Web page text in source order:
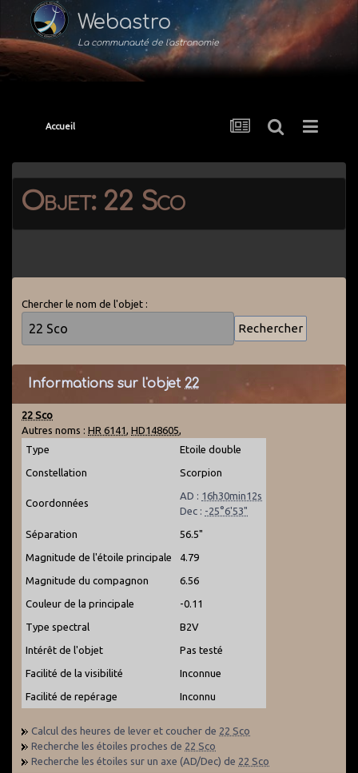
Webastro
La communauté de l'astronomie
Accueil
Objet: 22 Sco
Chercher le nom de l'objet :
Informations sur l'objet 22
22 Sco
Autres noms : HR 6141, HD148605,
Type
Etoile double
Constellation Scorpion
Coordonnées
AD : 16h30min12s
Dec : -25°6'53"
Séparation 56.5"
Magnitude de l'étoile principale 4.79
Magnitude du compagnon 6.56
Couleur de la principale -0.11
Type spectral B2V
Intérêt de l'objet Pas testé
Facilité de la visibilité Inconnue
Facilité de repérage Inconnu
Calcul des heures de lever et coucher de 22 Sco
Recherche les étoiles proches de 22 Sco
Recherche les étoiles sur un axe (AD/Dec) de 22 Sco